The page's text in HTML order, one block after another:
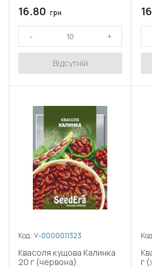
16.80 грн
Відсутній
Код: У-0000011323
Квасоля кущова Калинка
20 г (червона)
г